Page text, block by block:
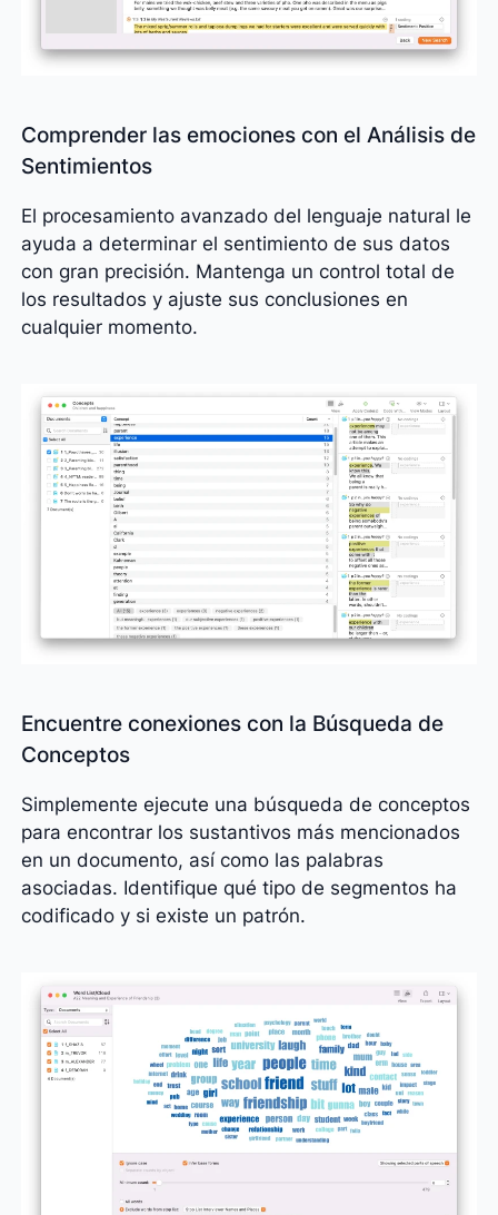
Comprender las emociones con el Análisis de
Sentimientos
El procesamiento avanzado del lenguaje natural le
ayuda a determinar el sentimiento de sus datos
con gran precisión. Mantenga un control total de
los resultados y ajuste sus conclusiones en
cualquier momento.
Encuentre conexiones con la Búsqueda de
Conceptos
Simplemente ejecute una búsqueda de conceptos
para encontrar los sustantivos más mencionados
en un documento, así como las palabras
asociadas. Identifique qué tipo de segmentos ha
codificado y si existe un patrón.